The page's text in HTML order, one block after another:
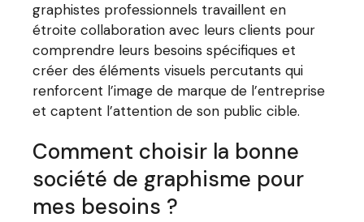
graphistes professionnels travaillent en
étroite collaboration avec leurs clients pour
comprendre leurs besoins spécifiques et
créer des éléments visuels percutants qui
renforcent l’image de marque de l’entreprise
et captent l’attention de son public cible.
Comment choisir la bonne
société de graphisme pour
mes besoins ?